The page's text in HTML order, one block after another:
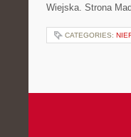
Wiejska. Strona
CATEGORIES: